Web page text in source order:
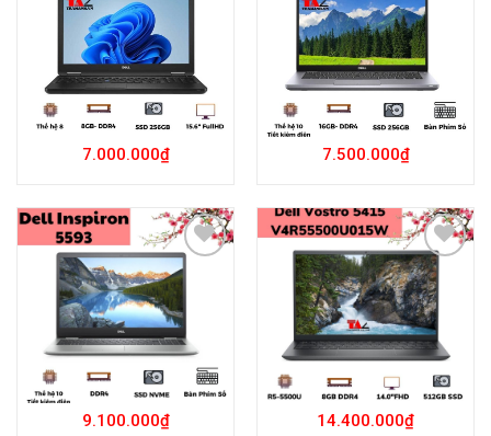
7.000.000₫
Add to
Wishlist
7.500.000₫
Add to
Wishlist
9.100.000₫
Add to
Wishlist
14.400.000₫